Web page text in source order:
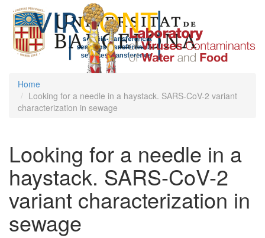
Home
Looking for a needle in a haystack. SARS-CoV-2 variant
characterization in sewage
Looking for a needle in a
haystack. SARS-CoV-2
variant characterization in
sewage